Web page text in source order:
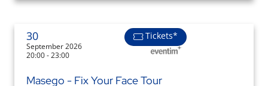
30
September 2026
20:00 - 23:00
Tickets*
Masego - Fix Your Face Tour